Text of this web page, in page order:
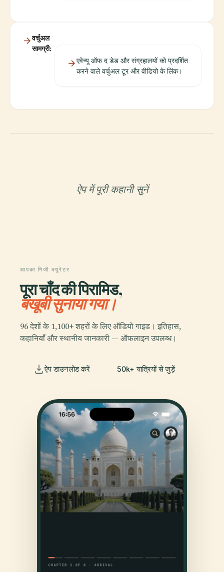
वर्चुअल
सामग्री:
एवेन्यू ऑफ द डेड और संग्रहालयों को प्रदर्शित
करने वाले वर्चुअल टूर और वीडियो के लिंक।
ऐप में पूरी कहानी सुनें
आपका निजी क्यूरेटर
पूरा चाँद की पिरामिड,
बखूबी सुनाया गया।
96 देशों के 1,100+ शहरों के लिए ऑडियो गाइड। इतिहास,
कहानियाँ और स्थानीय जानकारी — ऑफलाइन उपलब्ध।
ऐप डाउनलोड करें 50k+ यात्रियों से जुड़ें